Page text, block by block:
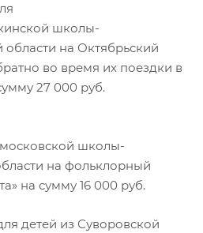
школы-
области на Октябрьский
во время их поездки в
27 000 руб.
школы-
на фольклорный
на сумму 16 000 руб.
детей из Суворовской